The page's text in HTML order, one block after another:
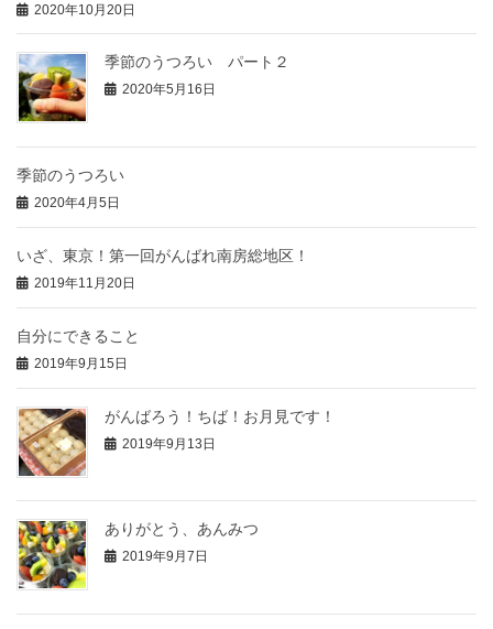
2020年10月20日
季節のうつろい パート２
2020年5月16日
季節のうつろい
2020年4月5日
いざ、東京！第一回がんばれ南房総地区！
2019年11月20日
自分にできること
2019年9月15日
がんばろう！ちば！お月見です！
2019年9月13日
ありがとう、あんみつ
2019年9月7日